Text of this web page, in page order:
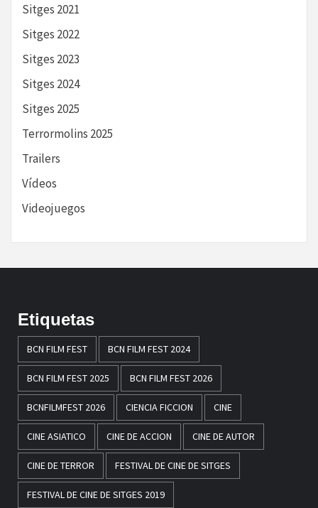
Sitges 2021
Sitges 2022
Sitges 2023
Sitges 2024
Sitges 2025
Terrormolins 2025
Trailers
Vídeos
Videojuegos
Etiquetas
BCN FILM FEST BCN FILM FEST 2024
BCN FILM FEST 2025 BCN FILM FEST 2026
BCNFILMFEST 2026 CIENCIA FICCION CINE
CINE ASIATICO CINE DE ACCION CINE DE AUTOR
CINE DE TERROR FESTIVAL DE CINE DE SITGES
FESTIVAL DE CINE DE SITGES 2019